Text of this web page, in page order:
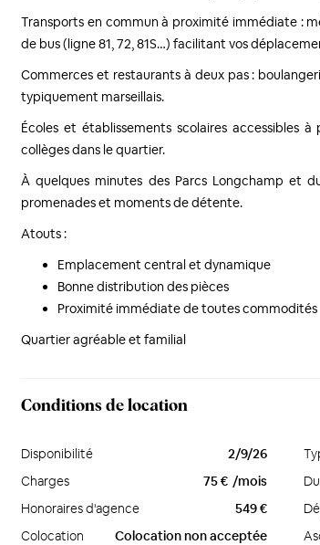
Transports en commun à proximité immédiate :
de bus (ligne 81, 72, 81S…) facilitant vos
Commerces et restaurants à deux pas :
typiquement marseillais.
Écoles et établissements scolaires accessibles
collèges dans le quartier.
À quelques minutes des Parcs Longchamp et
promenades et moments de détente.
Atouts :
Emplacement central et dynamique
Bonne distribution des pièces
Proximité immédiate de toutes commodités
Quartier agréable et familial
Conditions de location
Disponibilité 2/9/26
Charges
75 € /mois
Honoraires d'agence
549 €
Colocation
Colocation non acceptée